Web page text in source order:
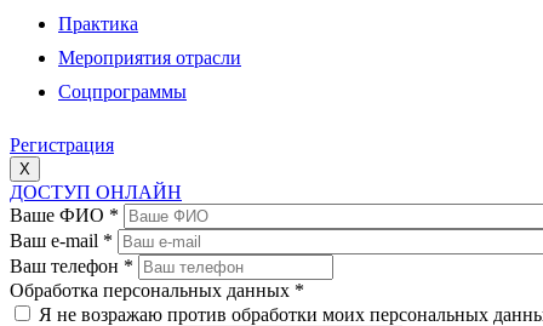
Практика
Мероприятия отрасли
Соцпрограммы
Регистрация
X
ДОСТУП ОНЛАЙН
Ваше ФИО *
Ваш e-mail *
Ваш телефон *
Обработка персональных данных *
Я не возражаю против обработки моих персональных